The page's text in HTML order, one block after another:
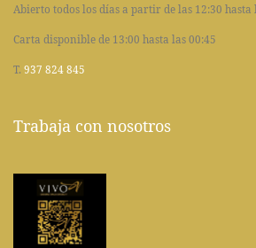
Abierto todos los días a partir de las 12:30 hasta
Carta disponible de 13:00 hasta las 00:45
T. 937 824 845
Trabaja con nosotros